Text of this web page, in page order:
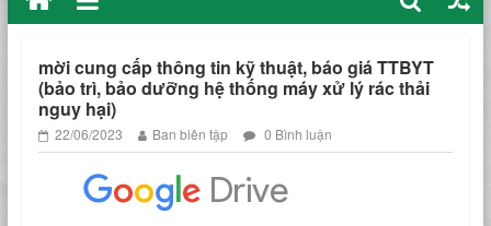
mời cung cấp thông tin kỹ thuật, báo giá TTBYT
(bảo trì, bảo dưỡng hệ thống máy xử lý rác thải
nguy hại)
22/06/2023 Ban biên tập 0 Bình luận